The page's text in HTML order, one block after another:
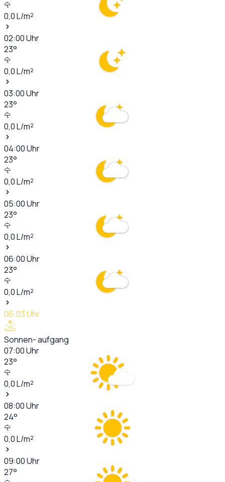
0,0L/m²
02:00Uhr
23°
0,0L/m²
03:00Uhr
23°
0,0L/m²
04:00Uhr
23°
0,0L/m²
05:00Uhr
23°
0,0L/m²
06:00Uhr
23°
0,0L/m²
06:03Uhr
Sonnen- aufgang
07:00Uhr
23°
0,0L/m²
08:00Uhr
24°
0,0L/m²
09:00Uhr
27°